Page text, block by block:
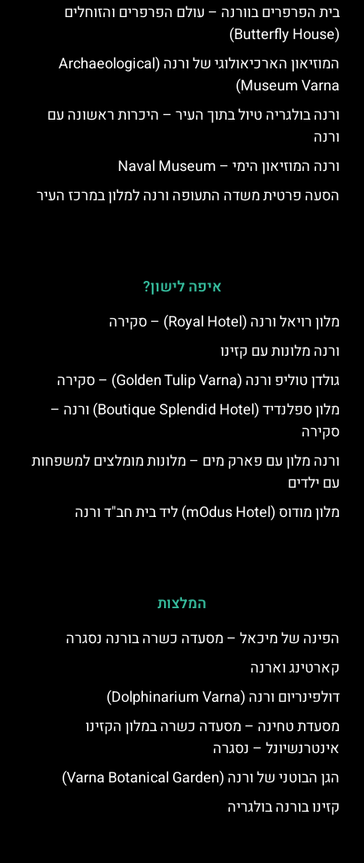
בית הפרפרים בוורנה – עולם הפרפרים והזוחלים
(Butterfly House)
המוזיאון הארכיאולוגי של ורנה (Archaeological
Museum Varna)
ורנה בולגריה טיול בתוך העיר – היכרות ראשונה עם
ורנה
ורנה המוזיאון הימי – Naval Museum
הסעה פרטית משדה התעופה ורנה למלון במרכז העיר
איפה לישון?
מלון רויאל ורנה (Royal Hotel) – סקירה
ורנה מלונות עם קזינו
גולדן טוליפ ורנה (Golden Tulip Varna) – סקירה
מלון ספלנדיד (Boutique Splendid Hotel) ורנה –
סקירה
ורנה מלון עם פארק מים – מלונות מומלצים למשפחות
עם ילדים
מלון מודוס (mOdus Hotel) ליד בית חב"ד ורנה
המלצות
הפינה של מיכאל – מסעדה כשרה בורנה נסגרה
קארטינג וארנה
דולפינריום ורנה (Dolphinarium Varna)
מסעדת טחינה – מסעדה כשרה במלון הקזינו
אינטרנשיונל – נסגרה
הגן הבוטני של ורנה (Varna Botanical Garden)
קזינו בורנה בולגריה